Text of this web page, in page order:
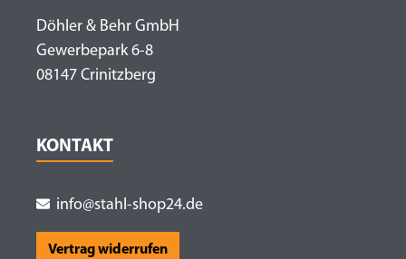
Döhler & Behr GmbH
Gewerbepark 6-8
08147 Crinitzberg
KONTAKT
info@stahl-shop24.de
Vertrag widerrufen